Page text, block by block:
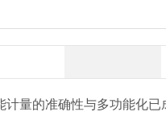
量的准确性与多功能化